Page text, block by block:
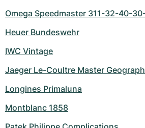
Omega Speedmaster 311-32-40-
Heuer Bundeswehr
IWC Vintage
Jaeger Le-Coultre Master
Longines Primaluna
Montblanc 1858